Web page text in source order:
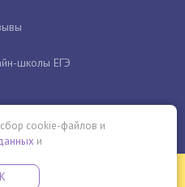
школы ЕГЭ
сбор cookie-файлов и
и